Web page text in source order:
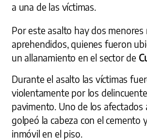
a una de las víctimas.
Por este asalto hay dos menores
aprehendidos, quienes fueron
un allanamiento en el sector de
Durante el asalto las víctimas
violentamente por los
pavimento. Uno de los afectados
golpeó la cabeza con el cemento
inmóvil en el piso.